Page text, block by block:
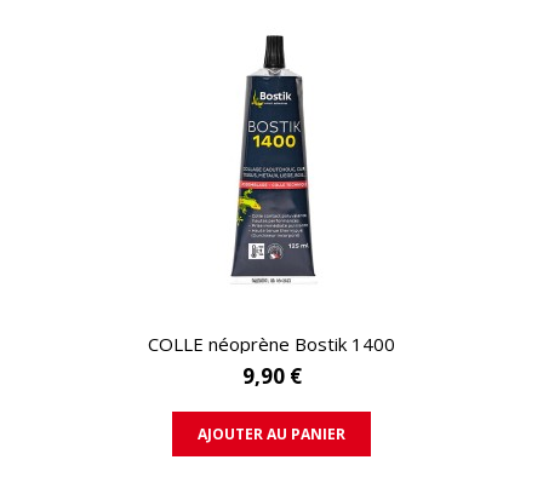
APERÇU RAPIDE
COLLE néoprène Bostik 1400
9,90 €
AJOUTER AU PANIER